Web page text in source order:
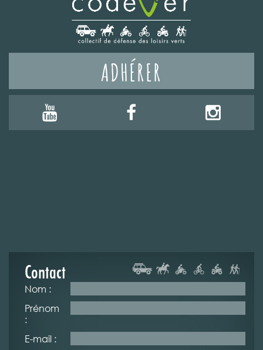
ADHÉRER
Contact
Nom :
Prénom
:
E-mail :